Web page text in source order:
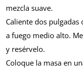
mezcla suave.
Caliente dos pulgadas
a fuego medio alto.
y resérvelo.
Coloque la masa en